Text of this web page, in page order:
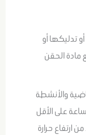
تدليكها أو
مادة الحقن
والأنشطة
الشاقة والمتعبة لمدة 24 ساعة على الأقل
ارتفاع حرارة